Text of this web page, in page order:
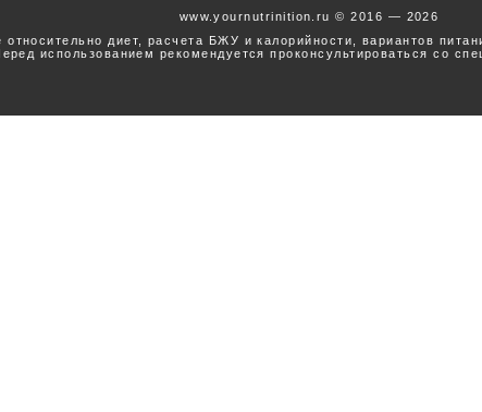
www.yournutrinition.ru © 2016 — 2026
диет, расчета БЖУ и калорийности, вариантов
использованием рекомендуется проконсультироваться со